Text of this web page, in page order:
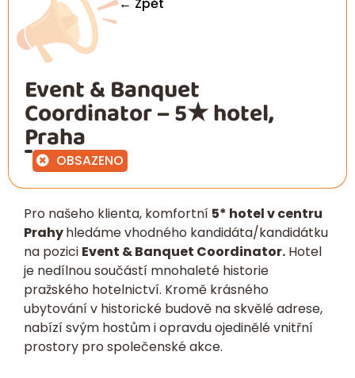
Event & Banquet
Coordinator – 5★ hotel,
Praha
OBSAZENO
Pro našeho klienta, komfortní 5* hotel v centru
Prahyhledáme vhodného kandidáta/kandidátku
na pozici Event & Banquet Coordinator. Hotel
je nedílnou součástí mnohaleté historie
pražského hotelnictví. Kromě krásného
ubytování v historické budově na skvělé adrese,
nabízí svým hostům i opravdu ojedinělé vnitřní
prostory pro společenské akce.